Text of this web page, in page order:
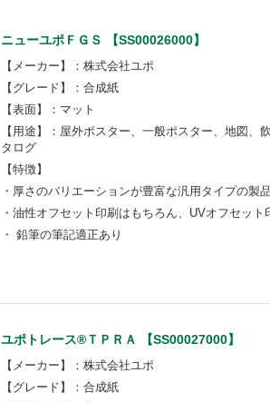
ニューユポＦＧＳ 【SS00026000】
【メーカー】：株式会社ユポ
【グレード】：合成紙
【表面】：マット
【用途】：屋外ポスター、一般ポスター、地図、
タログ
【特徴】
・厚さのバリエーションが豊富な汎用タイプの製品
・油性オフセット印刷はもちろん、UVオフセッ
・ 鉛筆の筆記適正あり
ユポトレース®ＴＰＲＡ 【SS00027000】
【メーカー】：株式会社ユポ
【グレード】：合成紙